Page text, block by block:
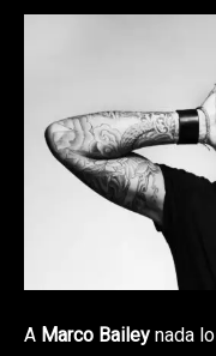
A Marco Baileynada